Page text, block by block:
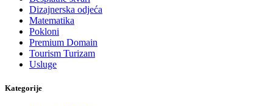
Dizajnerska odjeća
Matematika
Pokloni
Premium Domain
Tourism Turizam
Usluge
Kategorije